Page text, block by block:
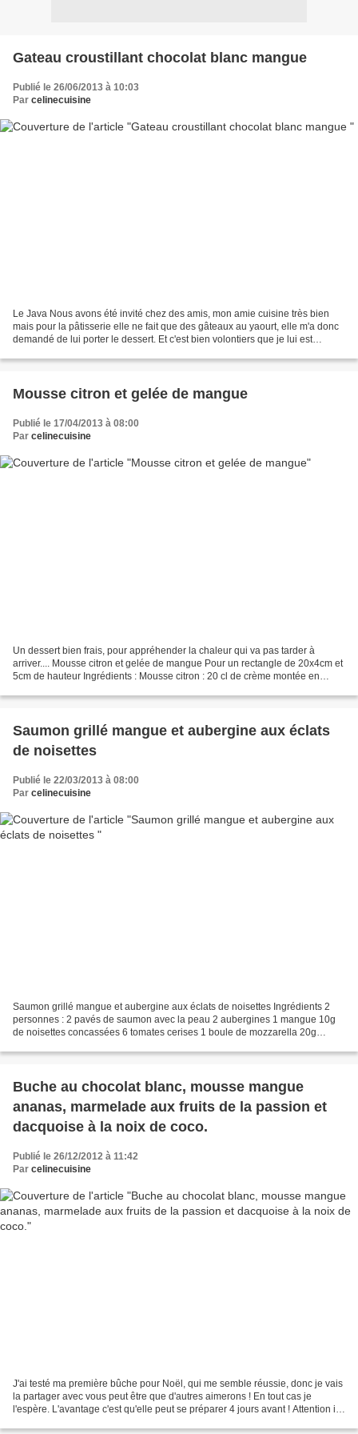
Gateau croustillant chocolat blanc mangue
Publié le 26/06/2013 à 10:03
Par celinecuisine
Le Java Nous avons été invité chez des amis, mon amie cuisine très bien
mais pour la pâtisserie elle ne fait que des gâteaux au yaourt, elle m'a donc
demandé de lui porter le dessert. Et c'est bien volontiers que je lui est
Mousse citron et gelée de mangue
Publié le 17/04/2013 à 08:00
Par celinecuisine
Un dessert bien frais, pour appréhender la chaleur qui va pas tarder à
arriver.... Mousse citron et gelée de mangue Pour un rectangle de 20x4cm et
5cm de hauteur Ingrédients : Mousse citron : 20 cl de crème montée en
Saumon grillé mangue et aubergine aux éclats
de noisettes
Publié le 22/03/2013 à 08:00
Par celinecuisine
Saumon grillé mangue et aubergine aux éclats de noisettes Ingrédients 2
personnes : 2 pavés de saumon avec la peau 2 aubergines 1 mangue 10g
de noisettes concassées 6 tomates cerises 1 boule de mozzarella 20g
Buche au chocolat blanc, mousse mangue
ananas, marmelade aux fruits de la passion et
dacquoise à la noix de coco.
Publié le 26/12/2012 à 11:42
Par celinecuisine
J'ai testé ma première bûche pour Noël, qui me semble réussie, donc je vais
la partager avec vous peut être que d'autres aimerons ! En tout cas je
l'espère. L'avantage c'est qu'elle peut se préparer 4 jours avant ! Attention il